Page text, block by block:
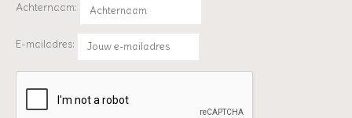
Achternaam:
E-mailadres: